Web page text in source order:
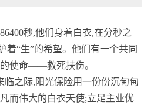
秒,他们身着白衣,在分秒之
着“生”的希望。他们有一个共同
使命——救死扶伤。
临之际,阳光保险用一份份沉甸甸
而伟大的白衣天使;立足主业优